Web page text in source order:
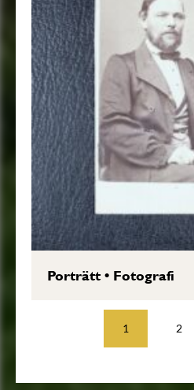
Porträtt• Fotografi
1 2